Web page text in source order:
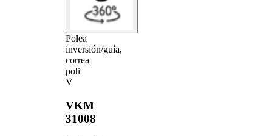
Polea
inversión/guía,
correa
poli
V
VKM
31008